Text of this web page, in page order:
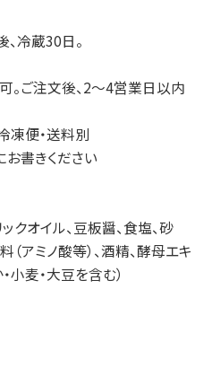
、冷蔵30日。
。ご注文後、2～4営業日以内
凍便・送料別
書きください
ックオイル、豆板醤、食塩、砂
アミノ酸等）、酒精、酵母エキ
小麦・大豆を含む）